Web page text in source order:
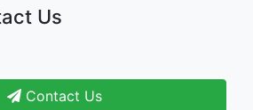
Us
Contact Us